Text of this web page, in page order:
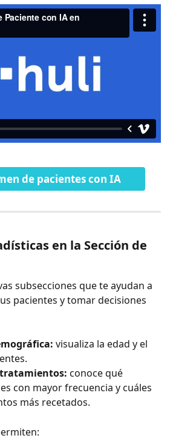
de pacientes con IA
en la Sección de
subsecciones que te ayudan a
pacientes y tomar decisiones
visualiza la edad y el
conoce qué
con mayor frecuencia y cuáles
más recetados.